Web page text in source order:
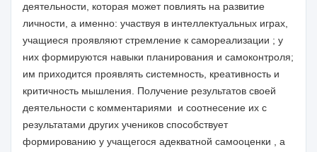
деятельности, которая может повлиять на развитие
личности, а именно: участвуя в интеллектуальных играх,
учащиеся проявляют стремление к самореализации ; у
них формируются навыки планирования и самоконтроля;
им приходится проявлять системность, креативность и
критичность мышления. Получение результатов своей
деятельности с комментариями и соотнесение их с
результатами других учеников способствует
формированию у учащегося адекватной самооценки , а